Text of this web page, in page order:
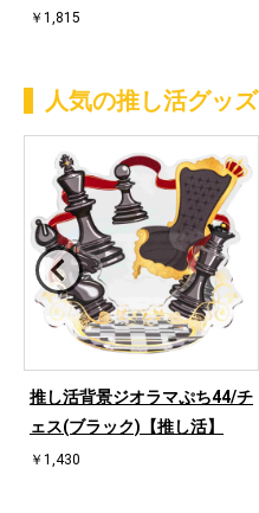
￥1,815
人気の推し活グッズ
推し活背景ジオラマぷち44/チ
ェス(ブラック)【推し活】
￥1,430